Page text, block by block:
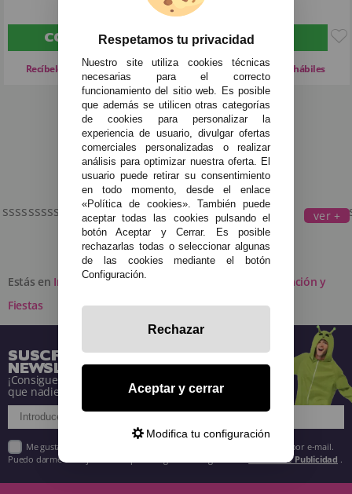
COMPRAR
IVA Incl.
Recíbelo de 0 a 1 días hábiles
COMPRAR
IVA Incl.
Recíbelo de 0 a 1 días hábiles
1 2 3
ver +
Estás en Inicio »Complementos para Disfraces
Decoración y
Fiestas
SUSCRÍBETE A NUESTRA
NEWSLETTER
¡Consigue descuentos y entérate de todo antes
que nadie!
Me gustaría recibir descuentos exclusivos, novedades y tendencias por e-mail.
Puedo darme de baja cuando quiera según lo recogido en la
Política de Publicidad .
Respetamos tu privacidad
Nuestro site utiliza cookies técnicas
necesarias para el correcto
funcionamiento del sitio web. Es posible
que además se utilicen otras categorías
de cookies para personalizar la
experiencia de usuario, divulgar ofertas
comerciales personalizadas o realizar
análisis para optimizar nuestra oferta. El
usuario puede retirar su consentimiento
en todo momento, desde el enlace
«Política de cookies». También puede
aceptar todas las cookies pulsando el
botón Aceptar y Cerrar. Es posible
rechazarlas todas o seleccionar algunas
de las cookies mediante el botón
Configuración.
Rechazar
Aceptar y cerrar
Modifica tu configuración